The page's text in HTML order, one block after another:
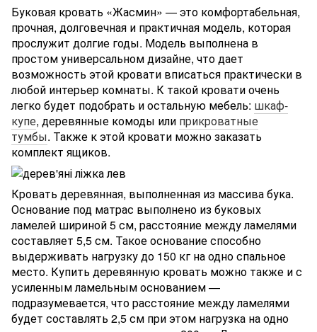
Буковая кровать «Жасмин» — это комфортабельная,
прочная, долговечная и практичная модель, которая
прослужит долгие годы. Модель выполнена в
простом универсальном дизайне, что дает
возможность этой кровати вписаться практически в
любой интерьер комнаты. К такой кровати очень
легко будет подобрать и остальную мебель: шкаф-
купе, деревянные комоды или прикроватные
тумбы. Также к этой кровати можно заказать
комплект ящиков.
Кровать деревянная, выполненная из массива бука.
Основание под матрас выполнено из буковых
ламелей шириной 5 см, расстояние между ламелями
составляет 5,5 см. Такое основание способно
выдерживать нагрузку до 150 кг на одно спальное
место. Купить деревянную кровать можно также и с
усиленным ламельным основанием —
подразумевается, что расстояние между ламелями
будет составлять 2,5 см при этом нагрузка на одно